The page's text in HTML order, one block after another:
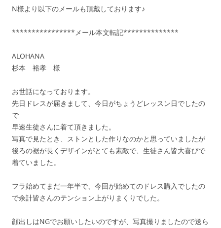
N様より以下のメールも頂戴しております♪
****************メール本文転記**************
ALOHANA
杉本 裕孝 様
お世話になっております。
先日ドレスが届きまして、今日がちょうどレッスン日でしたの
で
早速生徒さんに着て頂きました。
写真で見たとき、ストンとした作りなのかと思っていましたが
後ろの裾が長くデザインがとても素敵で、生徒さん皆大喜びで
着ていました。
フラ始めてまだ一年半で、今回が始めてのドレス購入でしたの
で余計皆さんのテンション上がりまくりでした。
顔出しはNGでお願いしたいのですが、写真撮りましたので送ら